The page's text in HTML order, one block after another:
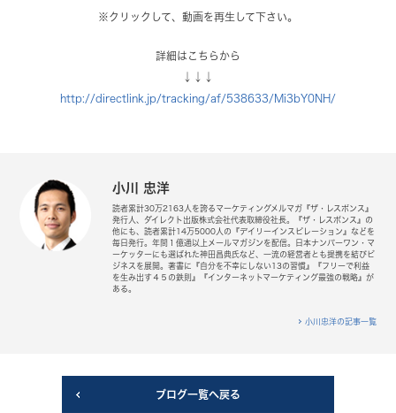
※クリックして、動画を再生して下さい。
詳細はこちらから
↓↓↓
http://directlink.jp/tracking/af/538633/Mi3bY0NH/
小川 忠洋
読者累計30万2163人を誇るマーケティングメルマガ『ザ・レスポンス』
発行人、ダイレクト出版株式会社代表取締役社長。『ザ・レスポンス』の
他にも、読者累計14万5000人の『デイリーインスピレーション』などを
毎日発行。年間１億通以上メールマガジンを配信。日本ナンバーワン・マ
ーケッターにも選ばれた神田昌典氏など、一流の経営者とも提携を結びビ
ジネスを展開。著書に『自分を不幸にしない13の習慣』『フリーで利益
を生み出す４５の鉄則』『インターネットマーケティング最強の戦略』が
ある。
小川忠洋の記事一覧
ブログ一覧へ戻る